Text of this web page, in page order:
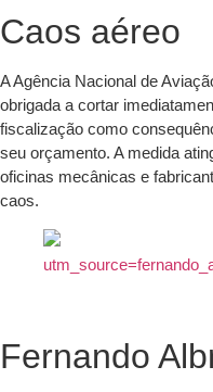
Caos aéreo
A Agência Nacional de
obrigada a cortar
fiscalização como
seu orçamento. A medida
oficinas mecânicas e
caos.
Fernando